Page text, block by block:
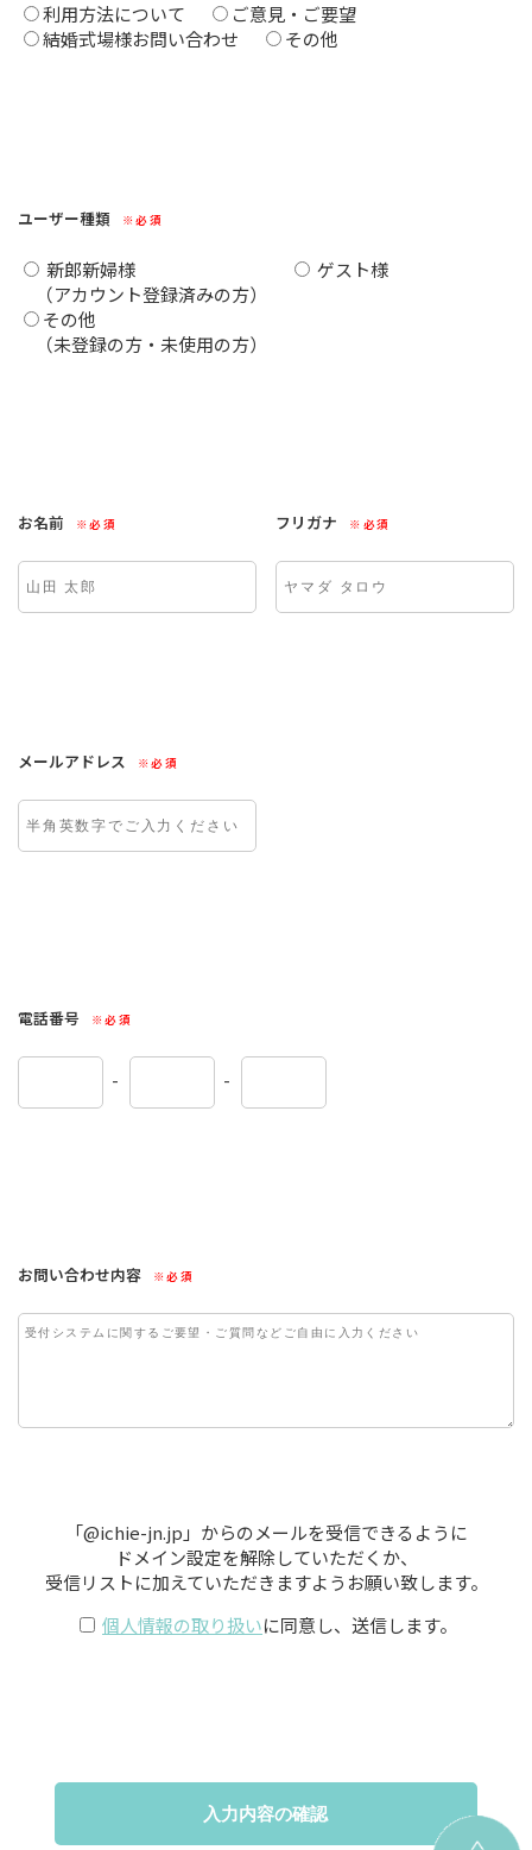
利用方法について
ご意見・ご要望
結婚式場様お問い合わせ
その他
ユーザー種類 ※必須
新郎新婦様
（アカウント登録済みの方）
ゲスト様
その他
（未登録の方・未使用の方）
お名前 ※必須 フリガナ ※必須
メールアドレス ※必須
電話番号 ※必須
- -
お問い合わせ内容 ※必須
「@ichie-jn.jp」からのメールを受信できるように
ドメイン設定を解除していただくか、
受信リストに加えていただきますようお願い致します。
個人情報の取り扱いに同意し、送信します。